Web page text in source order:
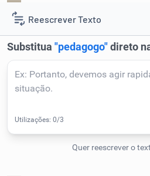
Reescrever Texto
Resumir Texto
Corrigir Texto
Detector de IA
Humanizador de IA